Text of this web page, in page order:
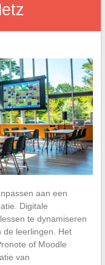
aan een
Digitale
te dynamiseren
de leerlingen. Het
of Moodle
van